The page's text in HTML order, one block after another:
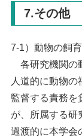
7.その他
7-1）動物の飼
各研究機関の
人道的に動物
監督する責務を
が、所属する研
過渡的に本学会